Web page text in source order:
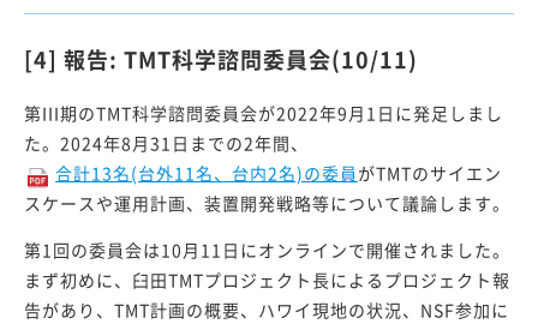
[4] 報告: TMT科学諮問委員会(10/11)
第III期のTMT科学諮問委員会が2022年9月1日に発足しまし
た。2024年8月31日までの2年間、
合計13名(台外11名、台内2名)の委員 がTMTのサイエン
スケースや運用計画、装置開発戦略等について議論します。
第1回の委員会は10月11日にオンラインで開催されました。
まず初めに、臼田TMTプロジェクト長によるプロジェクト報
告があり、TMT計画の概要、ハワイ現地の状況、NSF参加に